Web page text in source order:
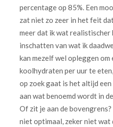
percentage op 85%. Een
zat niet zo zeer in het feit
meer dat ik wat realistischer
inschatten van wat ik
kan mezelf wel opleggen om
koolhydraten per uur te
op zoek gaat is het altijd een
aan wat benoemd wordt in
Of zit je aan de
niet optimaal, zeker niet